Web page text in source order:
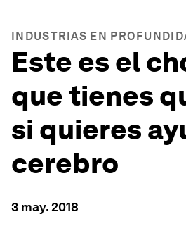
INDUSTRIAS EN
Este es el
que tienes
si quieres
cerebro
3 may. 2018